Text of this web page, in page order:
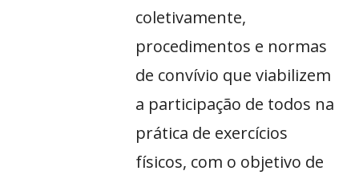
coletivamente,
procedimentos e normas
de convívio que viabilizem
a participação de todos na
prática de exercícios
físicos, com o objetivo de